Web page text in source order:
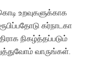
உறவுகளுக்காக
கர்நாடகா
நிகழ்த்தப்படும்
வாருங்கள்.